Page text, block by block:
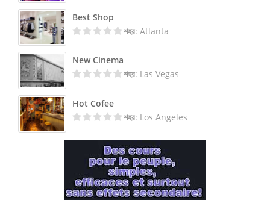
Best Shop
শহর: Atlanta
New Cinema
শহর: Las Vegas
Hot Cofee
শহর: Los Angeles